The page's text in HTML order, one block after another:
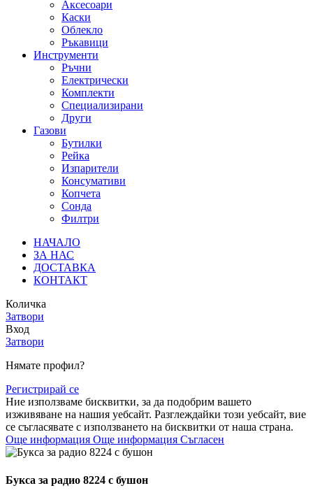
Аксесоари
Каски
Облекло
Ръкавици
Инструменти
Ръчни
Електрически
Комплекти
Специализирани
Други
Газови
Бутилки
Рейка
Изпарители
Консумативи
Копчета
Сонда
Филтри
НАЧАЛО
ЗА НАС
ДОСТАВКА
КОНТАКТ
Количка
Затвори
Вход
Затвори
Нямате профил?
Регистрирай се
Ние използваме бисквитки, за да подобрим вашето
изживяване на нашия уебсайт. Разглеждайки този уебсайт, вие
се съгласявате с използването на бисквитки от наша страна.
Още информация Още информация Съгласен
Букса за радио 8224 с бушон